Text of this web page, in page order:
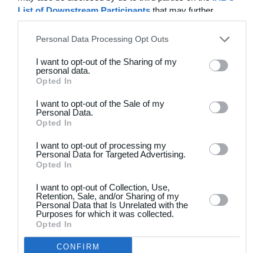
List of Downstream Participants that may further
disclose it to other third parties.
Personal Data Processing Opt Outs
I want to opt-out of the Sharing of my
personal data.
Opted In
I want to opt-out of the Sale of my
Personal Data.
Opted In
I want to opt-out of processing my
Personal Data for Targeted Advertising.
Opted In
I want to opt-out of Collection, Use,
Retention, Sale, and/or Sharing of my
Personal Data that Is Unrelated with the
Purposes for which it was collected.
Opted In
CONFIRM
Fuglebjerg IF Oldboys 1 4 Slagelse B&I
18. juni